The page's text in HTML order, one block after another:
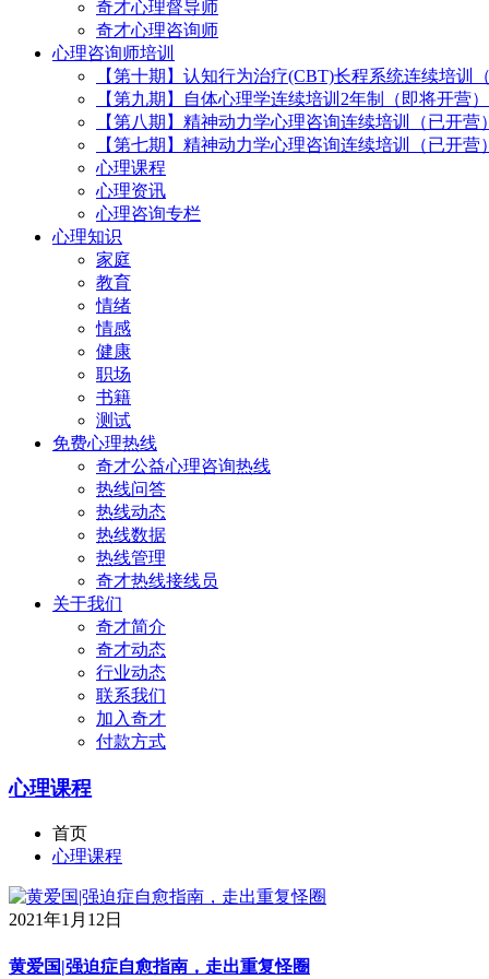
奇才心理督导师
奇才心理咨询师
心理咨询师培训
【第十期】认知行为治疗(CBT)长程系统连续培训
【第九期】自体心理学连续培训2年制（即将开营）
【第八期】精神动力学心理咨询连续培训（已开营
【第七期】精神动力学心理咨询连续培训（已开营
心理课程
心理资讯
心理咨询专栏
心理知识
家庭
教育
情绪
情感
健康
职场
书籍
测试
免费心理热线
奇才公益心理咨询热线
热线问答
热线动态
热线数据
热线管理
奇才热线接线员
关于我们
奇才简介
奇才动态
行业动态
联系我们
加入奇才
付款方式
心理课程
首页
心理课程
2021年1月12日
黄爱国|强迫症自愈指南，走出重复怪圈